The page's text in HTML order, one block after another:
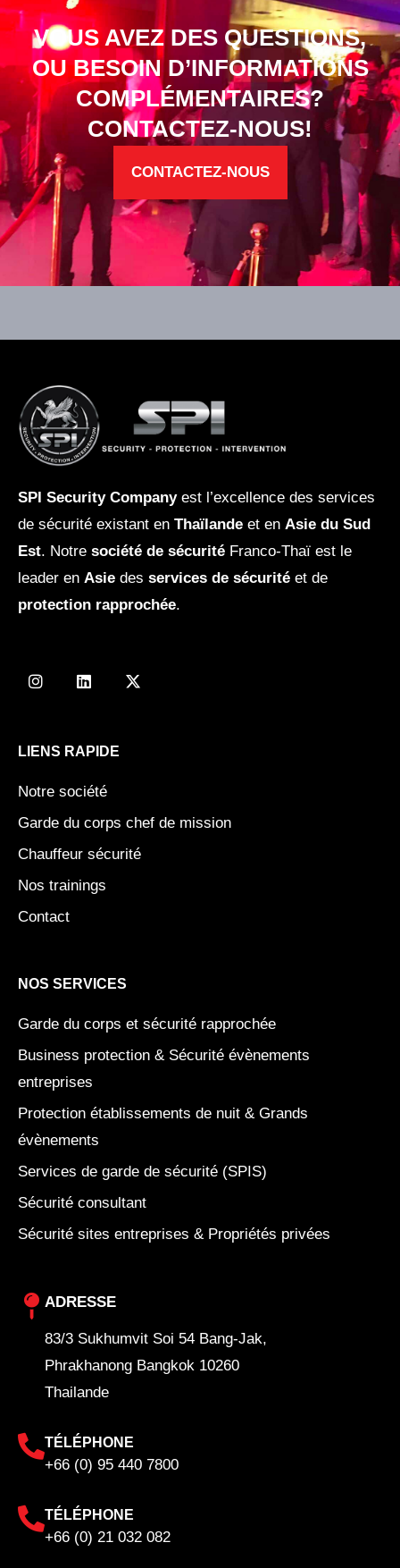
VOUS AVEZ DES QUESTIONS,
OU BESOIN D’INFORMATIONS
COMPLÉMENTAIRES?
CONTACTEZ-NOUS!
CONTACTEZ-NOUS
SPI Security Companyest l’excellence des services
de sécurité existant en Thaïlande et en Asie du Sud
Est. Notre société de sécurité Franco-Thaï est le
leader en Asie des services de sécurité et de
protection rapprochée.
I
n
g
a
m
L
i
d
n
-
LIENS RAPIDE
Notre société
Garde du corps chef de mission
Chauffeur sécurité
Nos trainings
Contact
NOS SERVICES
Garde du corps et sécurité rapprochée
Business protection & Sécurité évènements
entreprises
Protection établissements de nuit & Grands
évènements
Services de garde de sécurité (SPIS)
Sécurité consultant
Sécurité sites entreprises & Propriétés privées
ADRESSE
83/3 Sukhumvit Soi 54 Bang-Jak,
Phrakhanong Bangkok 10260
Thailande
TÉLÉPHONE
+66 (0) 95 440 7800
TÉLÉPHONE
+66 (0) 21 032 082